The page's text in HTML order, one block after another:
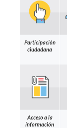
Participación
ciudadana
Acceso a la
información